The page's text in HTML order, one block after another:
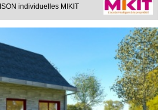
individuelles MIKIT